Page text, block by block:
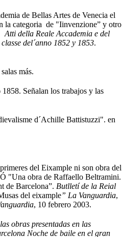
de Bellas Artes de Venecia el
la categoria de "Iinvenzione” y otro
Atti della Reale Accademia e del
del´anno 1852 y 1853.
salas más.
Señalan los trabajos y las
d´Achille Battistuzzi". en
del Eixample ni son obra del
"Una obra de Raffaello Beltramini.
de Barcelona”. Butlletí de la Reial
del eixample” La Vanguardia,
, 10 febrero 2003.
obras presentadas en las
Noche de baile en el gran